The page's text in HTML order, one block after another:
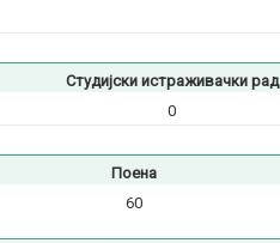
Студијски истраживачки рад
0
Поена
60